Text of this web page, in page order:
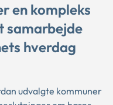
en kompleks
samarbejde
hverdag
udvalgte kommuner